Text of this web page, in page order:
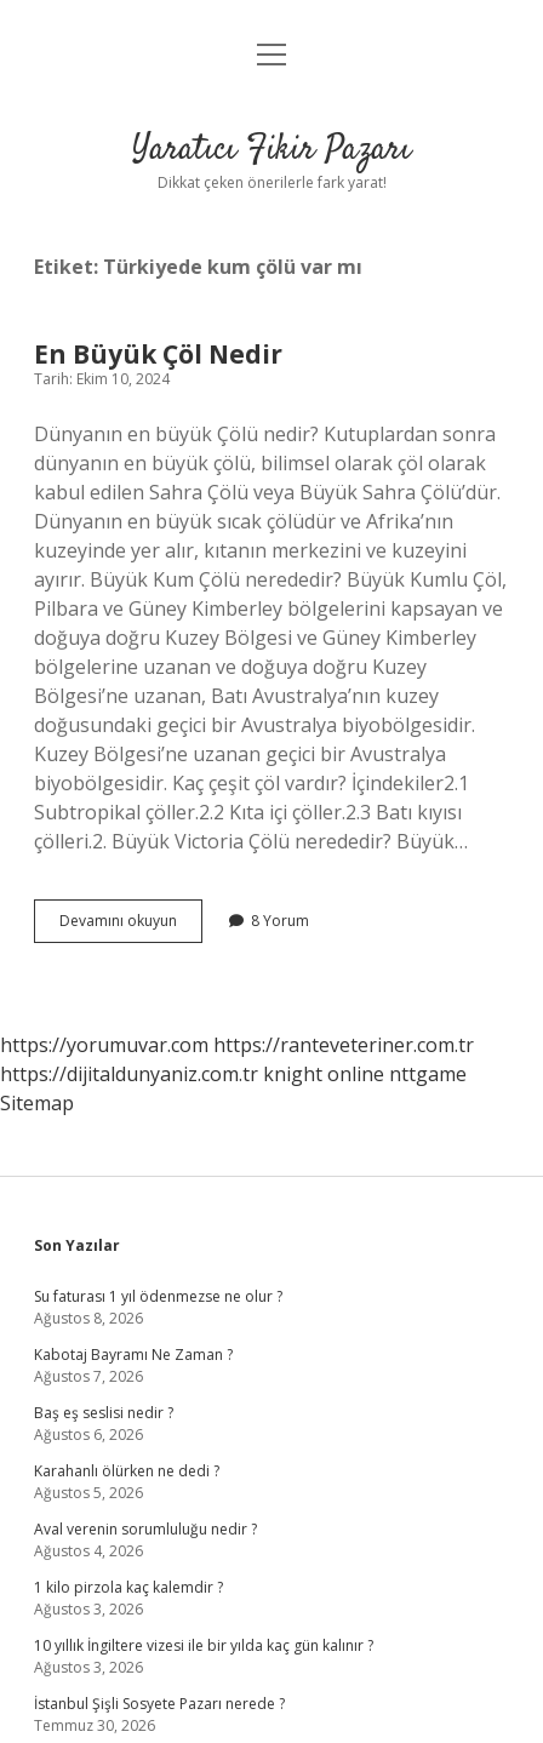
Anasayfa
Yasal Uyarı
menüyü
Yaratıcı Fikir Pazarı
Dikkat çeken önerilerle fark yarat!
Etiket: Türkiyede kum çölü var mı
En Büyük Çöl Nedir
Tarih: Ekim 10, 2024
Dünyanın en büyük Çölü nedir? Kutuplardan sonra
dünyanın en büyük çölü, bilimsel olarak çöl olarak
kabul edilen Sahra Çölü veya Büyük Sahra Çölü’dür.
Dünyanın en büyük sıcak çölüdür ve Afrika’nın
kuzeyinde yer alır, kıtanın merkezini ve kuzeyini
ayırır. Büyük Kum Çölü nerededir? Büyük Kumlu Çöl,
Pilbara ve Güney Kimberley bölgelerini kapsayan ve
doğuya doğru Kuzey Bölgesi ve Güney Kimberley
bölgelerine uzanan ve doğuya doğru Kuzey
Bölgesi’ne uzanan, Batı Avustralya’nın kuzey
doğusundaki geçici bir Avustralya biyobölgesidir.
Kuzey Bölgesi’ne uzanan geçici bir Avustralya
biyobölgesidir. Kaç çeşit çöl vardır? İçindekiler2.1
Subtropikal çöller.2.2 Kıta içi çöller.2.3 Batı kıyısı
çölleri.2. Büyük Victoria Çölü nerededir? Büyük…
Devamını okuyun
Büyük
8 Yorum
https://yorumuvar.com https://ranteveteriner.com.tr
https://dijitaldunyaniz.com.tr knight online nttgame
Sitemap
Sidebar
Son Yazılar
Su faturası 1 yıl ödenmezse ne olur ?
Ağustos 8, 2026
Kabotaj Bayramı Ne Zaman ?
Ağustos 7, 2026
Baş eş seslisi nedir ?
Ağustos 6, 2026
Karahanlı ölürken ne dedi ?
Ağustos 5, 2026
Aval verenin sorumluluğu nedir ?
Ağustos 4, 2026
1 kilo pirzola kaç kalemdir ?
Ağustos 3, 2026
10 yıllık İngiltere vizesi ile bir yılda kaç gün kalınır ?
Ağustos 3, 2026
İstanbul Şişli Sosyete Pazarı nerede ?
Temmuz 30, 2026